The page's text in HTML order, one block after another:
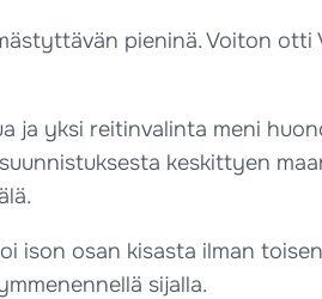
pieninä. Voiton
ja yksi reitinvalinta meni
keskittyen
ison osan kisasta ilman
sijalla.